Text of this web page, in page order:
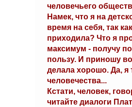
человечьего
Намек, что я на
время на себя, так
приходила? Что я
максимум - получу
пользу. И приношу
делала хорошо. Да, я
человечества...
Кстати, человек,
читайте диалоги